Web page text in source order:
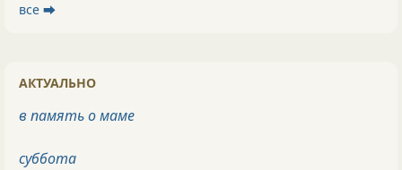
все ⮕
АКТУАЛЬНО
в память о маме
суббота